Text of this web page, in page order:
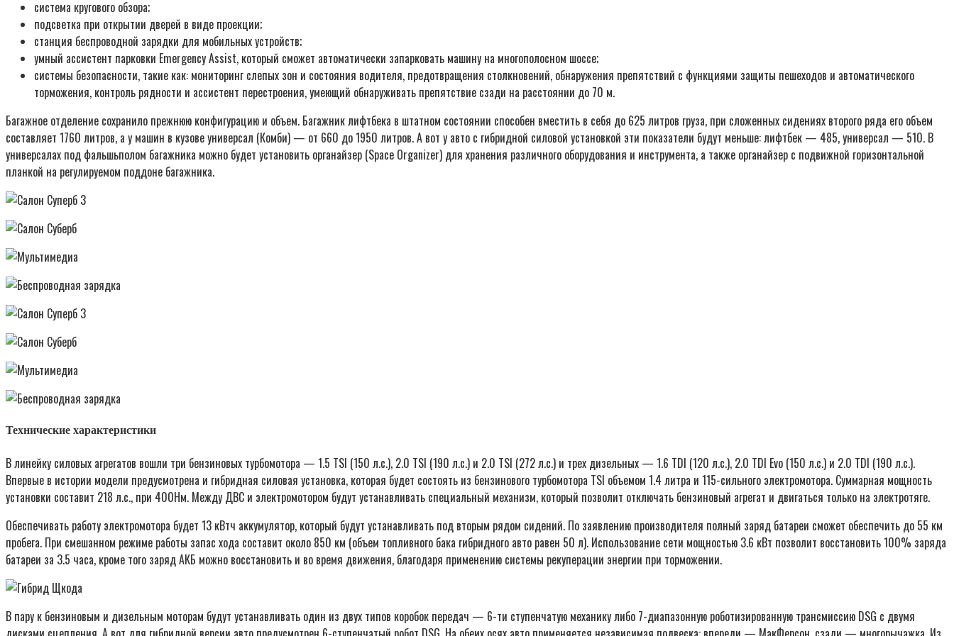
система кругового обзора;
подсветка при открытии дверей в виде проекции;
станция беспроводной зарядки для мобильных устройств;
умный ассистент парковки Emergency Assist, который сможет автоматически запарковать машину на многополосном шоссе;
системы безопасности, такие как: мониторинг слепых зон и состояния водителя, предотвращения столкновений, обнаружения препятствий с функциями защиты пешеходов и автоматического
торможения, контроль рядности и ассистент перестроения, умеющий обнаруживать препятствие сзади на расстоянии до 70 м.
Багажное отделение сохранило прежнюю конфигурацию и объем. Багажник лифтбека в штатном состоянии способен вместить в себя до 625 литров груза, при сложенных сидениях второго ряда его объем
составляет 1760 литров, а у машин в кузове универсал (Комби) — от 660 до 1950 литров. А вот у авто с гибридной силовой установкой эти показатели будут меньше: лифтбек — 485, универсал — 510. В
универсалах под фальшьполом багажника можно будет установить органайзер (Space Organizer) для хранения различного оборудования и инструмента, а также органайзер с подвижной горизонтальной
планкой на регулируемом поддоне багажника.
Технические характеристики
В линейку силовых агрегатов вошли три бензиновых турбомотора — 1.5 TSI (150 л.с.), 2.0 TSI (190 л.с.) и 2.0 TSI (272 л.с.) и трех дизельных — 1.6 TDI (120 л.с.), 2.0 TDI Evo (150 л.с.) и 2.0 TDI (190 л.с.).
Впервые в истории модели предусмотрена и гибридная силовая установка, которая будет состоять из бензинового турбомотора TSI объемом 1.4 литра и 115-сильного электромотора. Суммарная мощность
установки составит 218 л.с., при 400Нм. Между ДВС и электромотором будут устанавливать специальный механизм, который позволит отключать бензиновый агрегат и двигаться только на электротяге.
Обеспечивать работу электромотора будет 13 кВтч аккумулятор, который будут устанавливать под вторым рядом сидений. По заявлению производителя полный заряд батареи сможет обеспечить до 55 км
пробега. При смешанном режиме работы запас хода составит около 850 км (объем топливного бака гибридного авто равен 50 л). Использование сети мощностью 3.6 кВт позволит восстановить 100% заряда
батареи за 3.5 часа, кроме того заряд АКБ можно восстановить и во время движения, благодаря применению системы рекуперации энергии при торможении.
В пару к бензиновым и дизельным моторам будут устанавливать один из двух типов коробок передач — 6-ти ступенчатую механику либо 7-диапазонную роботизированную трансмиссию DSG с двумя